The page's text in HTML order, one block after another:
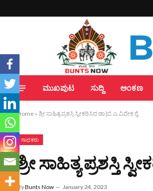
ಮುಖಪುಟ ಸುದ್ದಿ ಅಂಕಣ
Home » ಶ್ರೀ ಸಾಹಿತ್ಯ ಪ್ರಶಸ್ತಿ ಸ್ವೀಕರಿಸಿದ ಡಾ|ಬಿ.ಎ.ವಿವೇಕ ರೈ
ಸಾಧಕರು
ಶ್ರೀ ಸಾಹಿತ್ಯ ಪ್ರಶಸ್ತಿ
ByBunts Now January 24, 2023